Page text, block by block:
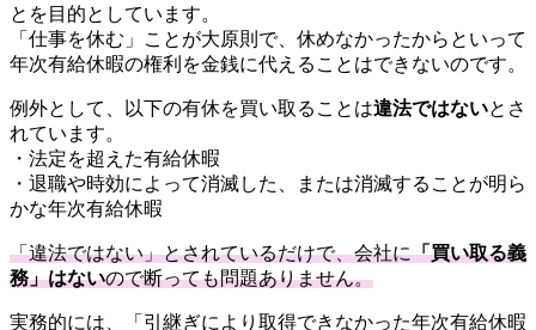
とを目的としています。
「仕事を休む」ことが大原則で、休めなかったからといって
年次有給休暇の権利を金銭に代えることはできないのです。
例外として、以下の有休を買い取ることは違法ではないとさ
れています。
・法定を超えた有給休暇
・退職や時効によって消滅した、または消滅することが明ら
かな年次有給休暇
「違法ではない」とされているだけで、会社に「買い取る義
務」はないので断っても問題ありません。
実務的には、「引継ぎにより取得できなかった年次有給休暇